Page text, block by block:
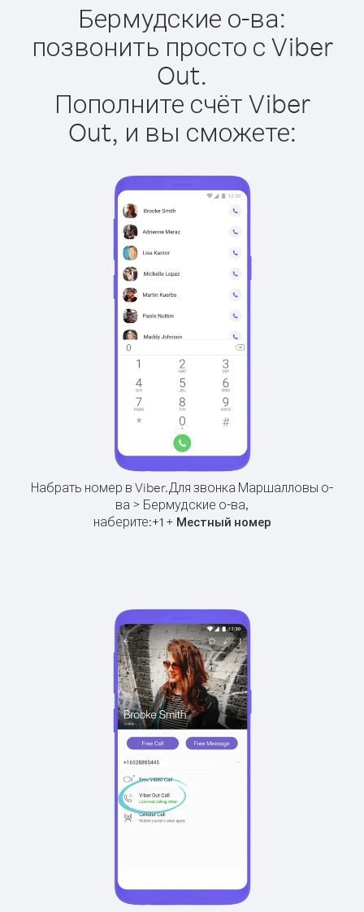
Бермудские о-ва:
позвонить просто с Viber
Out.
Пополните счёт Viber
Out, и вы сможете:
Набрать номер в Viber.Для звонка Маршалловы о-
ва > Бермудские о-ва,
наберите:+1+ Местный номер